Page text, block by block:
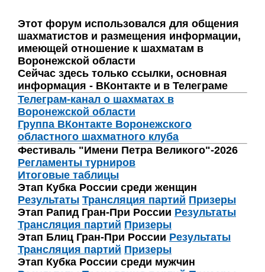
Этот форум использовался для общения
шахматистов и размещения информации,
имеющей отношение к шахматам в
Воронежской области
Сейчас здесь только ссылки, основная
информация - ВКонтакте и в Телеграме
Телеграм-канал о шахматах в
Воронежской области
Группа ВКонтакте Воронежского
областного шахматного клуба
Фестиваль "Имени Петра Великого"-2026
Регламенты турниров
Итоговые таблицы
Этап Кубка России среди женщин
Результаты Трансляция партий Призеры
Этап Рапид Гран-При России Результаты
Трансляция партий Призеры
Этап Блиц Гран-При России Результаты
Трансляция партий Призеры
Этап Кубка России среди мужчин